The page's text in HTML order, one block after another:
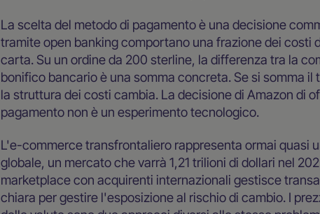
La scelta del metodo di pagamento è una decisione
tramite open banking comportano una frazione dei costi
carta. Su un ordine da 200 sterline, la differenza tra la
bonifico bancario è una somma concreta. Se si somma
la struttura dei costi cambia. La decisione di Amazon di
pagamento non è un esperimento tecnologico.
L'e-commerce transfrontaliero rappresenta ormai quasi
globale, un mercato che varrà 1,21 trilioni di dollari nel
marketplace con acquirenti internazionali gestisce
chiara per gestire l'esposizione al rischio di cambio. I